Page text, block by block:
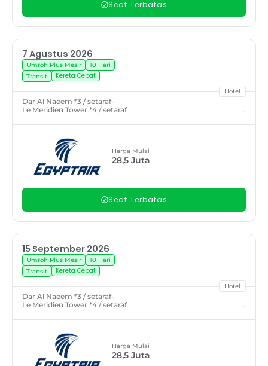
Seat Terbatas
7 Agustus 2026
Umroh Plus Mesir
10 Hari
Transit
Kereta Cepat
Hotel
Dar Al Naeem *3 / setaraf-
Le Meridien Tower *4 / setaraf
-
Harga Mulai
28,5 Juta
Seat Terbatas
15 September 2026
Umroh Plus Mesir
10 Hari
Transit
Kereta Cepat
Hotel
Dar Al Naeem *3 / setaraf-
Le Meridien Tower *4 / setaraf
-
Harga Mulai
28,5 Juta